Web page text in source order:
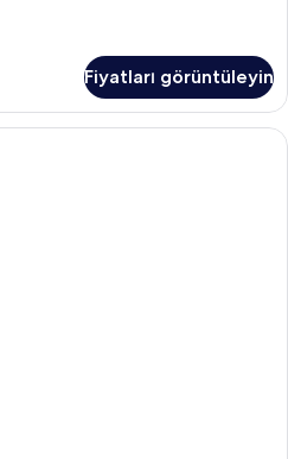
Fiyatları görüntüleyin